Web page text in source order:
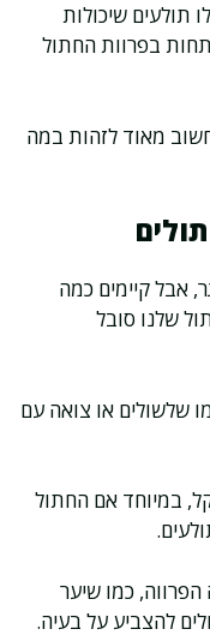
תולעים שיכולות
בפרוות החתול
מאוד לזהות במה
אבל קיימים כמה
שלנו סובל
שלשולים או צואה עם
במיוחד אם החתול
הפרווה, כמו שיער
להצביע על בעיה.